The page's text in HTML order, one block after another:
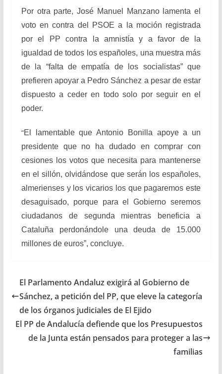
Por otra parte, José Manuel Manzano lamenta el
voto en contra del PSOE a la moción registrada
por el PP contra la amnistía y a favor de la
igualdad de todos los españoles, una muestra más
de la “falta de empatía de los socialistas” que
prefieren apoyar a Pedro Sánchez a pesar de estar
dispuesto a ceder en todo solo por seguir en el
poder.
“El lamentable que Antonio Bonilla apoye a un
presidente que no ha dudado en comprar con
cesiones los votos que necesita para mantenerse
en el sillón, olvidándose que serán los españoles,
almerienses y los vicarios los que pagaremos este
desaguisado, porque para el Gobierno seremos
ciudadanos de segunda mientras beneficia a
Cataluña perdonándole una deuda de 15.000
millones de euros”, concluye.
El Parlamento Andaluz exigirá al Gobierno de
Sánchez, a petición del PP, que eleve la categoría
de los órganos judiciales de El Ejido
El PP de Andalucía defiende que los Presupuestos
de la Junta están pensados para proteger a las
familias